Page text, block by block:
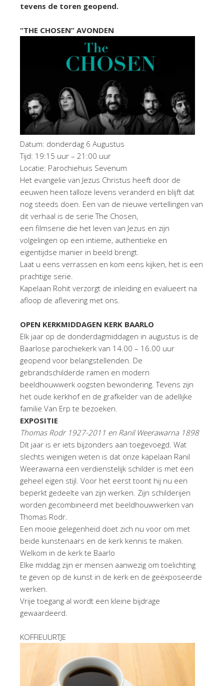
tevens de toren geopend.
“THE CHOSEN” AVONDEN
Datum: donderdag 6 Augustus
Tijd: 19:15 uur – 21:00 uur
Locatie: Parochiehuis Sevenum
Het evangelie van Jezus Christus heeft door de
eeuwen heen talloze levens veranderd en blijft dat
nog steeds doen. Een van de nieuwe vertellingen van
dit verhaal is de serie The Chosen,
een filmserie die het leven van Jezus en zijn
volgelingen op een intieme, authentieke en
eigentijdse manier in beeld brengt.
Laat u eens verrassen en kom eens kijken, het is een
prachtige serie.
Kapelaan Rohit verzorgt de inleiding en evalueert na
afloop de aflevering met ons.
OPEN KERKMIDDAGEN KERK BAARLO
Elk jaar op de donderdagmiddagen in augustus is de
Baarlose parochiekerk van 14.00 – 16.00 uur
geopend voor belangstellenden. De
gebrandschilderde ramen en modern
beeldhouwwerk oogsten bewondering. Tevens zijn
het oude kerkhof en de grafkelder van de adellijke
familie Van Erp te bezoeken.
EXPOSITIE
Thomas Rodr 1927-2011 en Ranil Weerawarna 1898
Dit jaar is er iets bijzonders aan toegevoegd. Wat
slechts weinigen weten is dat onze kapelaan Ranil
Weerawarna een verdienstelijk schilder is met een
geheel eigen stijl. Voor het eerst toont hij nu een
beperkt gedeelte van zijn werken. Zijn schilderijen
worden gecombineerd met beeldhouwwerken van
Thomas Rodr.
Een mooie gelegenheid doet zich nu voor om met
beide kunstenaars en de kerk kennis te maken.
Welkom in de kerk te Baarlo
Elke middag zijn er mensen aanwezig om toelichting
te geven op de kunst in de kerk en de geëxposeerde
werken.
Vrije toegang al wordt een kleine bijdrage
gewaardeerd.
KOFFIEUURTJE